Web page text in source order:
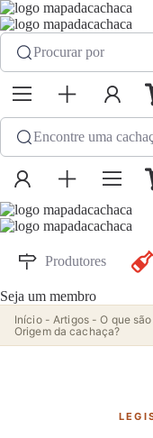
Procurar por
Encontre uma
Produtores
Seja um membro
Início-Artigos-O que
Origem da cachaça?